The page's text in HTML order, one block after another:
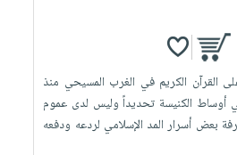
القرآن الكريم في الغرب المسيحي منذ
أوساط الكنيسة تحديداً وليس لدى عموم
بعض أسرار المد الإسلامي لردعه ودفعه